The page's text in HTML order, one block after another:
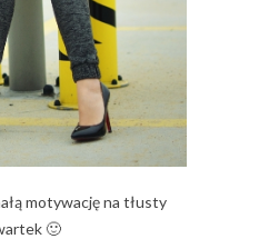
motywację na tłusty
🙂